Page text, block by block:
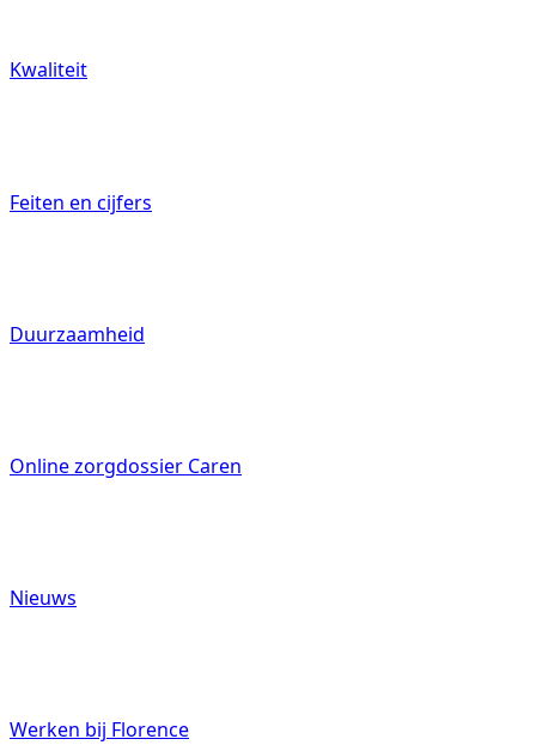
Kwaliteit
Feiten en cijfers
Duurzaamheid
Online zorgdossier Caren
Nieuws
Werken bij Florence